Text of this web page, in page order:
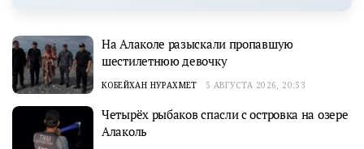
На Алаколе разыскали пропавшую
шестилетнюю девочку
КОБЕЙХАН НУРАХМЕТ 5 АВГУСТА 2026, 20:53
Четырёх рыбаков спасли с островка на озере
Алаколь